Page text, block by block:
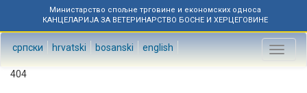
Министарство спољне трговине и економских односа
КАНЦЕЛАРИЈА ЗА ВЕТЕРИНАРСТВО БОСНЕ И ХЕРЦЕГОВИНЕ
српски hrvatski bosanski english
Toggle
404